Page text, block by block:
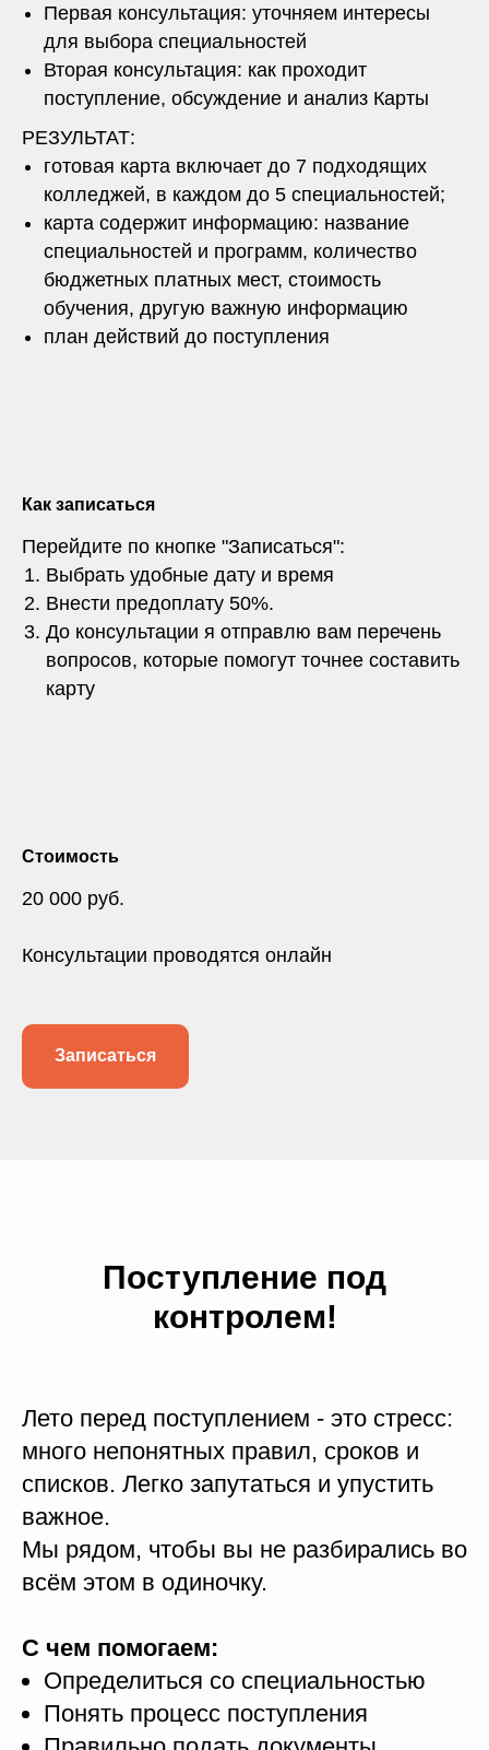
Первая консультация: уточняем интересы
для выбора специальностей
Вторая консультация: как проходит
поступление, обсуждение и анализ Карты
РЕЗУЛЬТАТ:
готовая карта включает до 7 подходящих
колледжей, в каждом до 5 специальностей;
карта содержит информацию: название
специальностей и программ, количество
бюджетных платных мест, стоимость
обучения, другую важную информацию
план действий до поступления
Как записаться
Перейдите по кнопке "Записаться":
Выбрать удобные дату и время
Внести предоплату 50%.
До консультации я отправлю вам перечень
вопросов, которые помогут точнее составить
карту
Стоимость
20 000 руб.
Консультации проводятся онлайн
Записаться
Поступление под
контролем!
Лето перед поступлением - это стресс:
много непонятных правил, сроков и
списков. Легко запутаться и упустить
важное.
Мы рядом, чтобы вы не разбирались во
всём этом в одиночку.
С чем помогаем:
Определиться со специальностью
Понять процесс поступления